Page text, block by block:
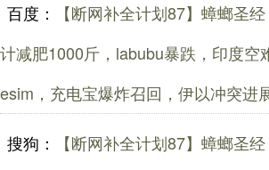
百度：
【断网补全计划87】蟑螂圣
计减肥1000斤，labubu暴跌，印度空
esim，充电宝爆炸召回，伊以冲突进
搜狗：
【断网补全计划87】蟑螂圣